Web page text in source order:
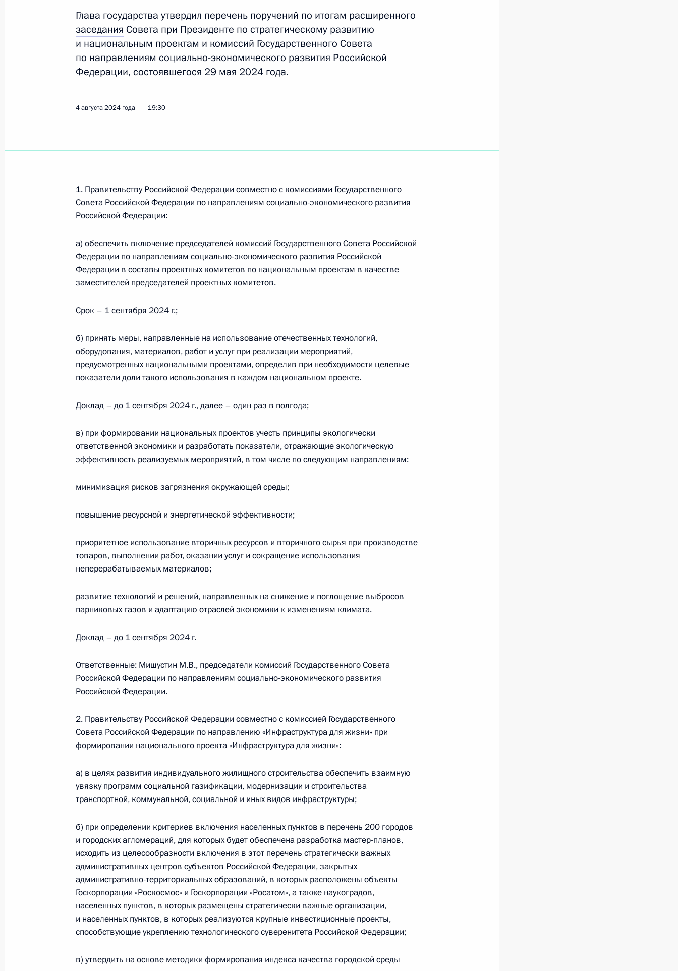
В УК РФ внесены изменения, направленные на противодействие
распространению деструктивного контента
8 августа 2024 года, 13:10
по стратегическому развитию и нацпроектам и комиссий
Госсовета по направлениям социально-экономического
развития
4 августа 2024 года, 19:30
Подписан закон, изменяющий порядок ограничения доступа
22 июня 2024 года, 14:45
Заседание Совета по стратегическому развитию и нацпроектам
и комиссий Госсовета по направлениям социально-
29 мая 2024 года, 18:20
Заседание комиссии Госсовета по направлению «Коммуникации,
связь, цифровая экономика»
26 апреля 2024 года, 17:00
за нарушение требований к рекламе, распространяемой
по сетям электросвязи
6 апреля 2024 года, 17:00
в помещениях общего пользования многоквартирного дома без
6 апреля 2024 года, 16:05
исполнителя осуществляемой в 2024 году закупки отдельных
видов услуг связи
Внесены изменения в законодательство, направленные
в местах лишения свободы
19 декабря 2023 года, 11:40
Подписан закон об ответственности за передачу мобильных
телефонов в места лишения свободы
19 декабря 2023 года, 11:35
Глава государства утвердил перечень поручений по итогам расширенного
заседания Совета при Президенте по стратегическому развитию
и национальным проектам и комиссий Государственного Совета
по направлениям социально-экономического развития Российской
Федерации, состоявшегося 29 мая 2024 года.
4 августа 2024 года 19:30
1. Правительству Российской Федерации совместно с комиссиями Государственного
Совета Российской Федерации по направлениям социально-экономического развития
Российской Федерации:
а) обеспечить включение председателей комиссий Государственного Совета Российской
Федерации по направлениям социально-экономического развития Российской
Федерации в составы проектных комитетов по национальным проектам в качестве
заместителей председателей проектных комитетов.
Срок – 1 сентября 2024 г.;
б) принять меры, направленные на использование отечественных технологий,
оборудования, материалов, работ и услуг при реализации мероприятий,
предусмотренных национальными проектами, определив при необходимости целевые
показатели доли такого использования в каждом национальном проекте.
Доклад – до 1 сентября 2024 г., далее – один раз в полгода;
в) при формировании национальных проектов учесть принципы экологически
ответственной экономики и разработать показатели, отражающие экологическую
эффективность реализуемых мероприятий, в том числе по следующим направлениям:
минимизация рисков загрязнения окружающей среды;
повышение ресурсной и энергетической эффективности;
приоритетное использование вторичных ресурсов и вторичного сырья при производстве
товаров, выполнении работ, оказании услуг и сокращение использования
неперерабатываемых материалов;
развитие технологий и решений, направленных на снижение и поглощение выбросов
парниковых газов и адаптацию отраслей экономики к изменениям климата.
Доклад – до 1 сентября 2024 г.
Ответственные: Мишустин М.В., председатели комиссий Государственного Совета
Российской Федерации по направлениям социально-экономического развития
Российской Федерации.
2. Правительству Российской Федерации совместно с комиссией Государственного
Совета Российской Федерации по направлению «Инфраструктура для жизни» при
формировании национального проекта «Инфраструктура для жизни»:
а) в целях развития индивидуального жилищного строительства обеспечить взаимную
увязку программ социальной газификации, модернизации и строительства
транспортной, коммунальной, социальной и иных видов инфраструктуры;
б) при определении критериев включения населенных пунктов в перечень 200 городов
и городских агломераций, для которых будет обеспечена разработка мастер-планов,
исходить из целесообразности включения в этот перечень стратегически важных
административных центров субъектов Российской Федерации, закрытых
административно-территориальных образований, в которых расположены объекты
Госкорпорации «Роскосмос» и Госкорпорации «Росатом», а также наукоградов,
населенных пунктов, в которых размещены стратегически важные организации,
и населенных пунктов, в которых реализуются крупные инвестиционные проекты,
способствующие укреплению технологического суверенитета Российской Федерации;
в) утвердить на основе методики формирования индекса качества городской среды